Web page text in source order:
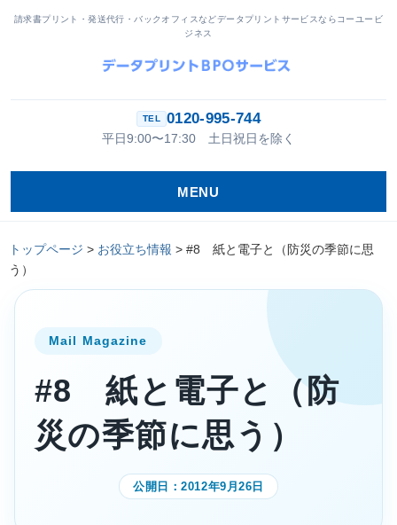
請求書プリント・発送代行・バックオフィスなどデータプリントサービスならコーユービ
ジネス
0120-995-744
平日9:00〜17:30 土日祝日を除く
MENU
トップページ > お役立ち情報 > #8 紙と電子と（防災の季節に思
う）
Mail Magazine
#8 紙と電子と（防
災の季節に思う）
公開日：2012年9月26日